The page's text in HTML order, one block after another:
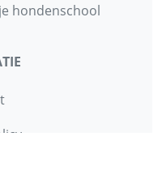
hondenschool